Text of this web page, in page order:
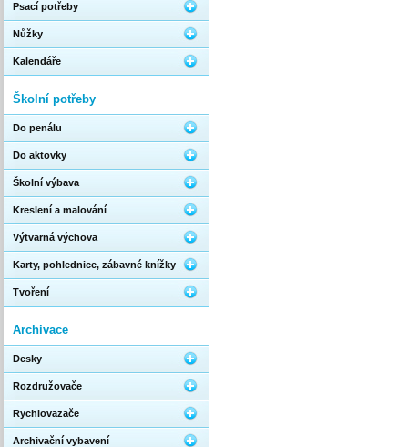
Psací potřeby
Nůžky
Kalendáře
Školní potřeby
Do penálu
Do aktovky
Školní výbava
Kreslení a malování
Výtvarná výchova
Karty, pohlednice, zábavné knížky
Tvoření
Archivace
Desky
Rozdružovače
Rychlovazače
Archivační vybavení